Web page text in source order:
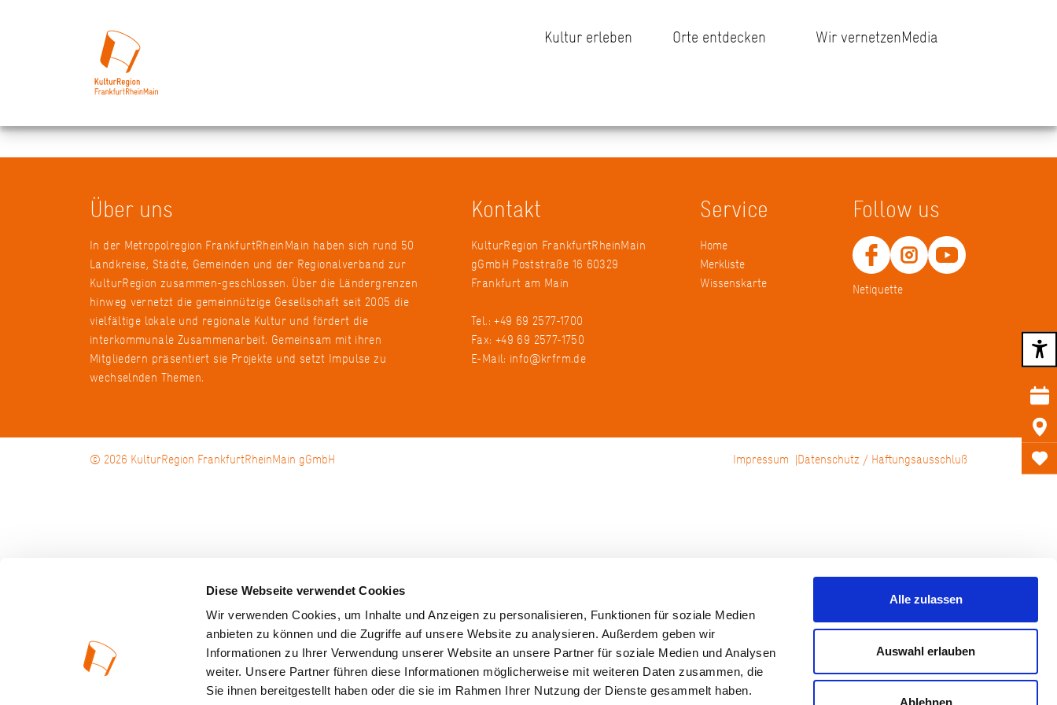
Diese Webseite verwendet Cookies
Wir verwenden Cookies, um Inhalte und Anzeigen zu personalisieren, Funktionen für soziale Medien
anbieten zu können und die Zugriffe auf unsere Website zu analysieren. Außerdem geben wir
Informationen zu Ihrer Verwendung unserer Website an unsere Partner für soziale Medien und Analysen
weiter. Unsere Partner führen diese Informationen möglicherweise mit weiteren Daten zusammen, die
Sie ihnen bereitgestellt haben oder die sie im Rahmen Ihrer Nutzung der Dienste gesammelt haben.
Alle zulassen
Auswahl erlauben
Ablehnen
Kultur erleben Orte entdecken Wir vernetzenMedia
Über uns
In der Metropolregion FrankfurtRheinMain haben sich rund 50
Landkreise, Städte, Gemeinden und der Regionalverband zur
KulturRegion zusammen-geschlossen. Über die Ländergrenzen
hinweg vernetzt die gemeinnützige Gesellschaft seit 2005 die
vielfältige lokale und regionale Kultur und fördert die
interkommunale Zusammenarbeit. Gemeinsam mit ihren
Mitgliedern präsentiert sie Projekte und setzt Impulse zu
wechselnden Themen.
Kontakt
KulturRegion FrankfurtRheinMain
gGmbH Poststraße 16 60329
Frankfurt am Main
Tel.: +49 69 2577-1700
Fax: +49 69 2577-1750
E-Mail: info@krfrm.de
Service
Home
Merkliste
Wissenskarte
Follow us
Netiquette
© 2026 KulturRegion FrankfurtRheinMain gGmbH Impressum Datenschutz / Haftungsausschluß